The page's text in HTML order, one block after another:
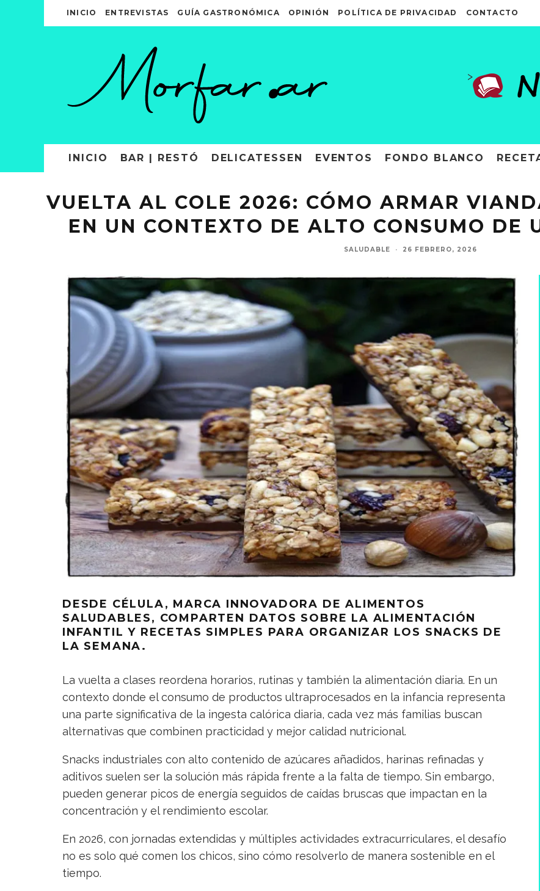
INICIO ENTREVISTAS GUÍA GASTRONÓMICA OPINIÓN POLÍTICA DE PRIVACIDAD CONTACTO
>
INICIO BAR | RESTÓ DELICATESSEN EVENTOS FONDO BLANCO
VUELTA AL COLE 2026: CÓMO ARMAR
EN UN CONTEXTO DE ALTO CONSUMO DE
SALUDABLE · 26 FEBRERO, 2026
DESDE CÉLULA, MARCA INNOVADORA DE ALIMENTOS
SALUDABLES, COMPARTEN DATOS SOBRE LA ALIMENTACIÓN
INFANTIL Y RECETAS SIMPLES PARA ORGANIZAR LOS SNACKS DE
LA SEMANA.
La vuelta a clases reordena horarios, rutinas y también la alimentación diaria. En un
contexto donde el consumo de productos ultraprocesados en la infancia representa
una parte significativa de la ingesta calórica diaria, cada vez más familias buscan
alternativas que combinen practicidad y mejor calidad nutricional.
Snacks industriales con alto contenido de azúcares añadidos, harinas refinadas y
aditivos suelen ser la solución más rápida frente a la falta de tiempo. Sin embargo,
pueden generar picos de energía seguidos de caídas bruscas que impactan en la
concentración y el rendimiento escolar.
En 2026, con jornadas extendidas y múltiples actividades extracurriculares, el desafío
no es solo qué comen los chicos, sino cómo resolverlo de manera sostenible en el
tiempo.